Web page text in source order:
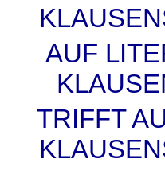
AUF
TRIFFT